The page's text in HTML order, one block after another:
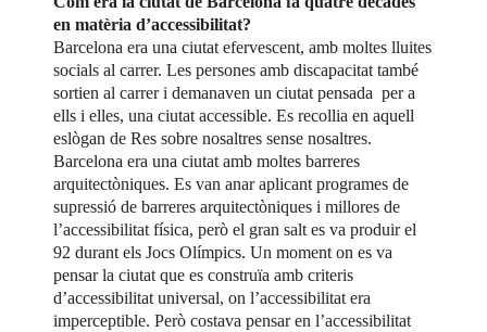
en matèria d’accessibilitat?
Barcelona era una ciutat efervescent, amb moltes lluites
socials al carrer. Les persones amb discapacitat també
sortien al carrer i demanaven un ciutat pensada per a
ells i elles, una ciutat accessible. Es recollia en aquell
eslògan de Res sobre nosaltres sense nosaltres.
Barcelona era una ciutat amb moltes barreres
arquitectòniques. Es van anar aplicant programes de
supressió de barreres arquitectòniques i millores de
l’accessibilitat física, però el gran salt es va produir el
92 durant els Jocs Olímpics. Un moment on es va
pensar la ciutat que es construïa amb criteris
d’accessibilitat universal, on l’accessibilitat era
imperceptible. Però costava pensar en l’accessibilitat